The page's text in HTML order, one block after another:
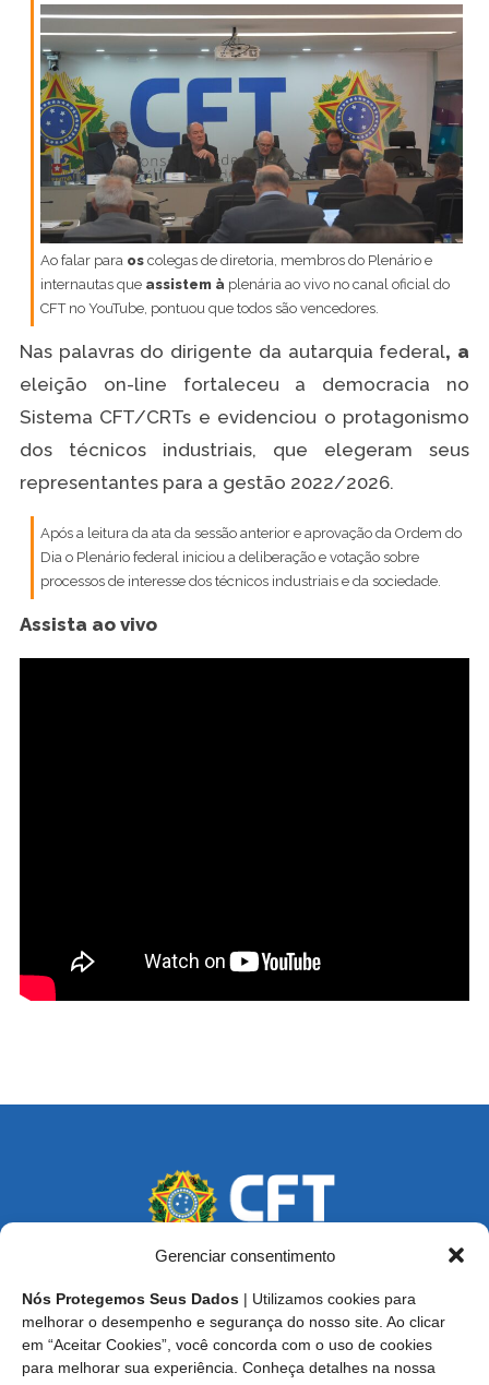
Gerenciar consentimento
Nós Protegemos Seus Dados | Utilizamos cookies para
melhorar o desempenho e segurança do nosso site. Ao clicar
em “Aceitar Cookies”, você concorda com o uso de cookies
para melhorar sua experiência. Conheça detalhes na nossa
Ao falar para oscolegas de diretoria, membros do Plenário e
internautas que assistem à plenária ao vivo no canal oficial do
CFT no YouTube, pontuou que todos são vencedores.
Nas palavras do dirigente da autarquia federal, a
eleição on-line fortaleceu a democracia no
Sistema CFT/CRTs e evidenciou o protagonismo
dos técnicos industriais, que elegeram seus
representantes para a gestão 2022/2026.
Após a leitura da ata da sessão anterior e aprovação da Ordem do
Dia o Plenário federal iniciou a deliberação e votação sobre
processos de interesse dos técnicos industriais e da sociedade.
Assista ao vivo
Endereço: SCS, Quadra 02, Bloco D, Ed. Oscar Niemeyer,
9º Andar CEP 70.316-900 - Brasília/DF
Central de Atendimento ao Técnico:0800 016-1515